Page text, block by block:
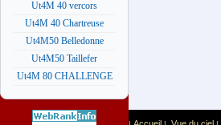
Ut4M 40 vercors
Ut4M 40 Chartreuse
Ut4M50 Belledonne
Ut4M50 Taillefer
Ut4M 80 CHALLENGE